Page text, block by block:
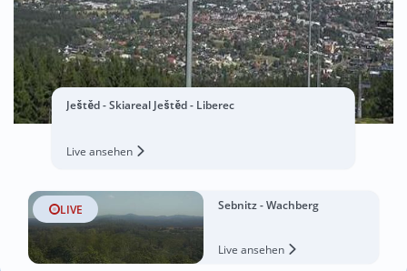
Ještěd - Skiareal Ještěd - Liberec
Live ansehen
LIVE Sebnitz - Wachberg
Live ansehen